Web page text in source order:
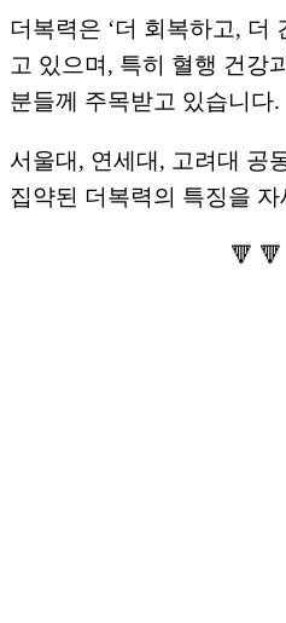
더복력은 ‘더 회복하고, 더
고 있으며, 특히 혈행 건강
분들께 주목받고 있습니다.
서울대, 연세대, 고려대 공
집약된 더복력의 특징을
🔻 🔻